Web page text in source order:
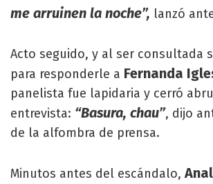
me arruinen la noche”, lanzó
Acto seguido, y al ser consultada
para responderle a Fernanda
panelista fue lapidaria y cerró
entrevista: “Basura, chau”, dijo
de la alfombra de prensa.
Minutos antes del escándalo,